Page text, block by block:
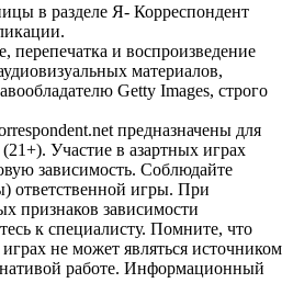
в разделе Я- Корреспондент
перепечатка и воспроизведение
материалов,
Getty Images, строго
предназначены для
Участие в азартных играх
зависимость. Соблюдайте
ответственной игры. При
признаков зависимости
к специалисту. Помните, что
не может являться источником
работе. Информационный